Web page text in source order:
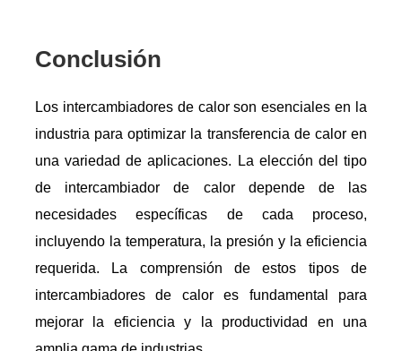
Conclusión
Los intercambiadores de calor son esenciales en la
industria para optimizar la transferencia de calor en
una variedad de aplicaciones. La elección del tipo
de intercambiador de calor depende de las
necesidades específicas de cada proceso,
incluyendo la temperatura, la presión y la eficiencia
requerida. La comprensión de estos tipos de
intercambiadores de calor es fundamental para
mejorar la eficiencia y la productividad en una